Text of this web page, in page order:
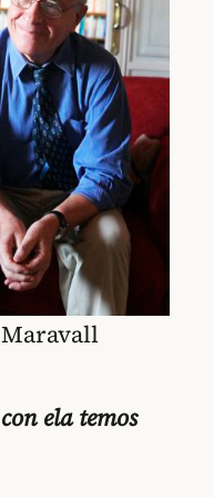
Maravall
ela temos